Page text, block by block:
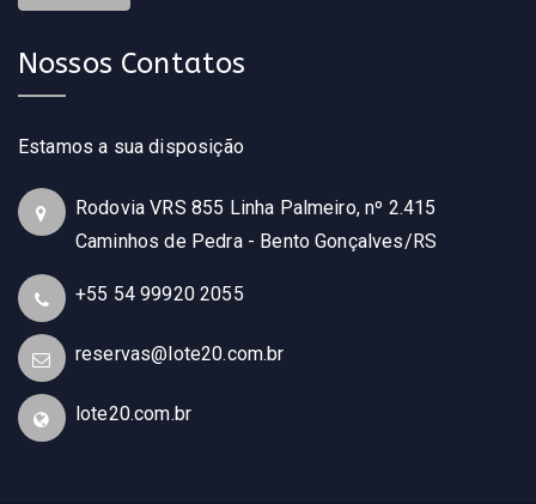
Nossos Contatos
Estamos a sua disposição
Rodovia VRS 855 Linha Palmeiro, nº 2.415
Caminhos de Pedra - Bento Gonçalves/RS
+55 54 99920 2055
reservas@lote20.com.br
lote20.com.br